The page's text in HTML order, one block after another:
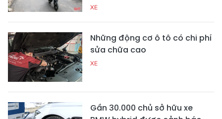
XE
Những động cơ ô tô có chi phí
sửa chữa cao
XE
Gần 30.000 chủ sở hữu xe